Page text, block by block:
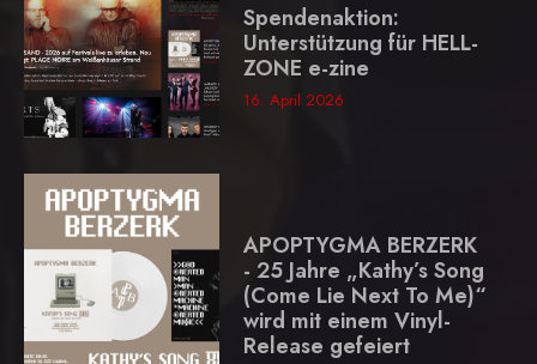
Spendenaktion:
Unterstützung für HELL-
ZONE e-zine
16. April 2026
APOPTYGMA BERZERK
- 25 Jahre „Kathy’s Song
(Come Lie Next To Me)“
wird mit einem Vinyl-
Release gefeiert